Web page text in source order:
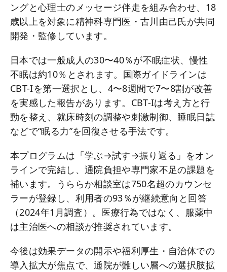
ングと心理士のメッセージ伴走を組み合わせ、18
歳以上を対象に精神科専門医・古川由己氏が共同
開発・監修しています。
日本では一般成人の30〜40％が不眠症状、慢性
不眠は約10％とされます。国際ガイドラインは
CBT-Iを第一選択とし、4〜8週間で7〜8割が改善
を実感した報告があります。CBT-Iは考え方と行
動を整え、就床時刻の調整や刺激制御、睡眠日誌
などで“眠る力”を回復させる手法です。
本プログラムは「学ぶ→試す→振り返る」をオン
ラインで完結し、通院負担や専門家不足の課題を
補います。うららか相談室は750名超のカウンセ
ラーが登録し、利用者の93％が継続意向と回答
（2024年1月調査）。医療行為ではなく、服薬中
は主治医への相談が推奨されています。
今後は効果データの開示や福利厚生・自治体での
導入拡大が焦点で、通院が難しい層への選択肢拡